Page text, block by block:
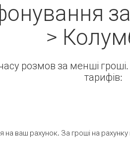
>
розмов за менші
тарифів:
ваш рахунок. За гроші на